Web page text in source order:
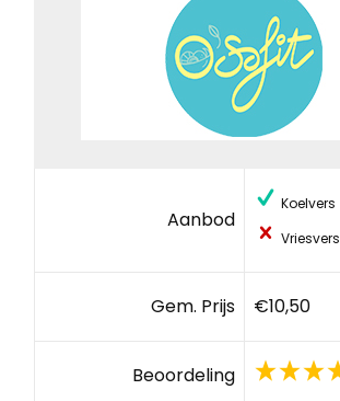
Aanbod
Koelvers
Vriesvers
Gem. Prijs €10,50
Beoordeling